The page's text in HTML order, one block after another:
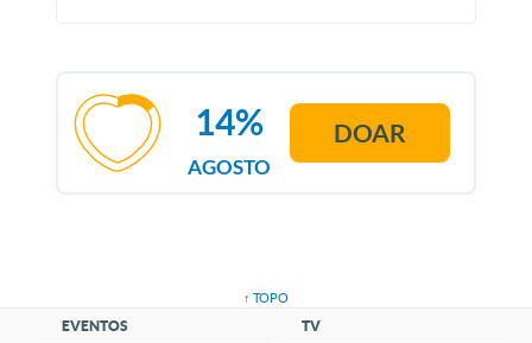
AGOSTO
14% DOAR
↑ TOPO
EVENTOS TV